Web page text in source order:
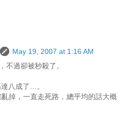
May 19, 2007 at 1:16 AM
不過卻被秒殺了。
八成了…。
掉，一直走死路，總平均的話大概